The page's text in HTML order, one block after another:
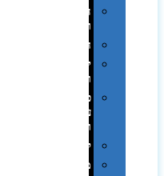
הוקרה
ואומנות
חגים
יין
ומארזים
כלי
עבודה
ופנסים
למטבח
מוצרי